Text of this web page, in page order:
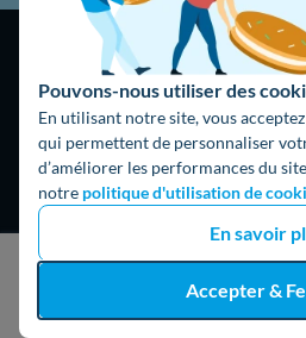
Pouvons-nous utiliser des
En utilisant notre site, vous
qui permettent de personnaliser
d’améliorer les performances du
notre politique d'utilisation de
En savoir
Accepter &
J'obtiens un
16474 avis